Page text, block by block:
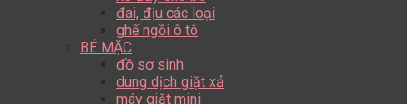
đai, địu các loại
ghế ngồi ô tô
BÉ MẶC
đồ sơ sinh
dung dịch giặt xả
máy giặt mini